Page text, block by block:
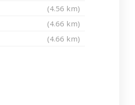
(4.56 km)
(4.66 km)
(4.66 km)